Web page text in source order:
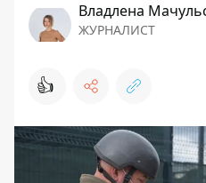
Владлена
ЖУРНАЛИСТ
👍